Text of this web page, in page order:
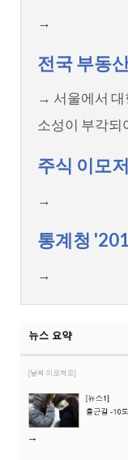
→
전국 부동
→ 서울에서 대
소성이 부각되
주식 이모
→
통계청
→